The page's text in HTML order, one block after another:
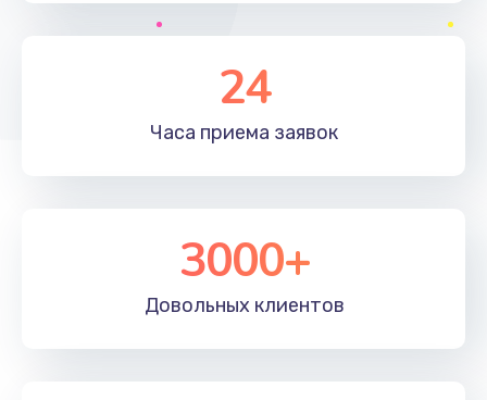
Программный ремонт
450 руб.
Заказать
450 руб.
Заказать
24
Часа приема заявок
3000+
Довольных клиентов